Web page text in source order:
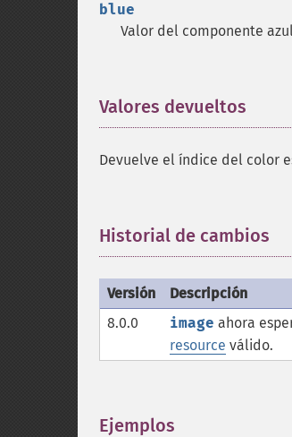
blue
Valor del componente
Valores devueltos
Devuelve el índice del color
Historial de cambios
Versión
Descripción
8.0.0
image ahora
resource válido.
Ejemplos